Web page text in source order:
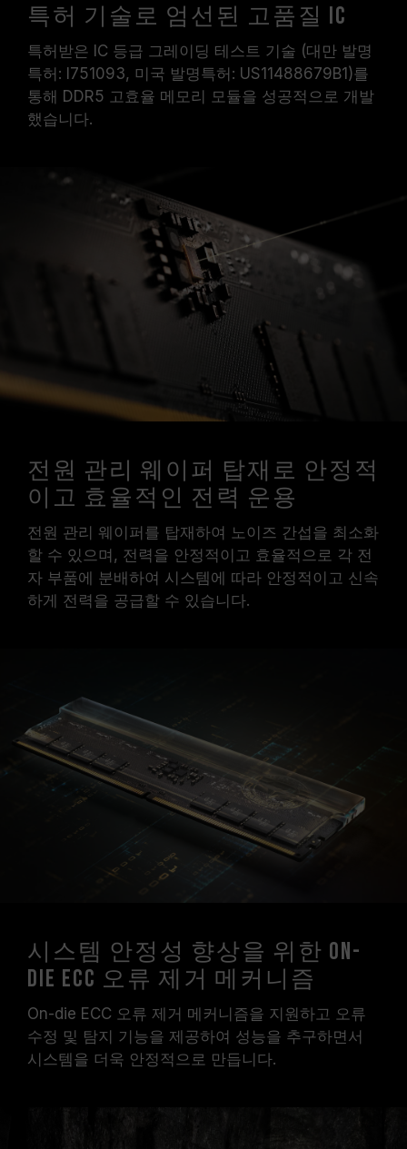
특허 기술로 엄선된 고품질 IC
특허받은 IC 등급 그레이딩 테스트 기술 (대만 발명
특허: I751093, 미국 발명특허: US11488679B1)를
통해 DDR5 고효율 메모리 모듈을 성공적으로 개발
했습니다.
전원 관리 웨이퍼 탑재로 안정적
이고 효율적인 전력 운용
전원 관리 웨이퍼를 탑재하여 노이즈 간섭을 최소화
할 수 있으며, 전력을 안정적이고 효율적으로 각 전
자 부품에 분배하여 시스템에 따라 안정적이고 신속
하게 전력을 공급할 수 있습니다.
시스템 안정성 향상을 위한 On-
Die ECC 오류 제거 메커니즘
On-die ECC 오류 제거 메커니즘을 지원하고 오류
수정 및 탐지 기능을 제공하여 성능을 추구하면서
시스템을 더욱 안정적으로 만듭니다.